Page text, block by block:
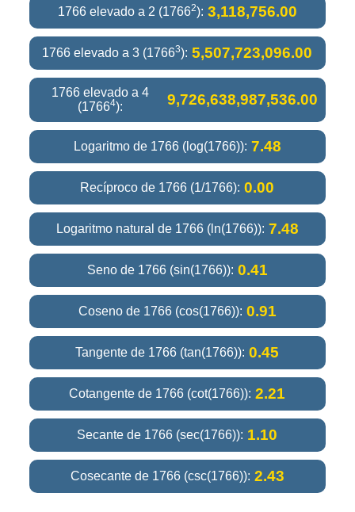
1766 elevado a 2 (17662): 3,118,756.00
1766 elevado a 3 (17663): 5,507,723,096.00
1766 elevado a 4
(17664): 9,726,638,987,536.00
Logaritmo de 1766 (log(1766)): 7.48
Recíproco de 1766 (1/1766): 0.00
Logaritmo natural de 1766 (ln(1766)): 7.48
Seno de 1766 (sin(1766)): 0.41
Coseno de 1766 (cos(1766)): 0.91
Tangente de 1766 (tan(1766)): 0.45
Cotangente de 1766 (cot(1766)): 2.21
Secante de 1766 (sec(1766)): 1.10
Cosecante de 1766 (csc(1766)): 2.43